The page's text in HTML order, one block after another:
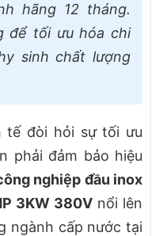
hãng 12 tháng.
để tối ưu hóa chi
sinh chất lượng
tế đòi hỏi sự tối ưu
phải đảm bảo hiệu
nghiệp đầu inox
3KW 380V nổi lên
ngành cấp nước tại